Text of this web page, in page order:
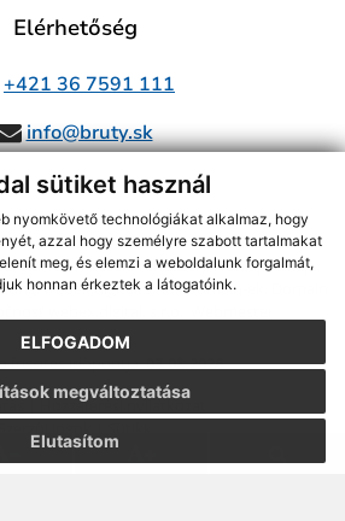
sütiket használ
nyomkövető technológiákat alkalmaz, hogy
azzal hogy személyre szabott tartalmakat
meg, és elemzi a weboldalunk forgalmát,
honnan érkeztek a látogatóink.
ELFOGADOM
Elutasítom
megváltoztatása
Elérhetőség
+421 36 7591 111
info@bruty.sk
információk követését az RSS funkcióval,
(tartalomkezelő rendszer),Honlaptérkép
,webex.digital, s.r.o.,Domain-ek
frissítés időpontja:03.08.2026
|Hozzáférési nyilatkozat